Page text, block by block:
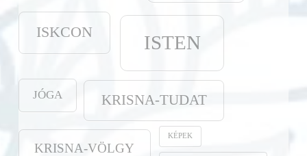
ISKCON ISTEN
JÓGA KRISNA-TUDAT
KRISNA-VÖLGY
KÉPEK